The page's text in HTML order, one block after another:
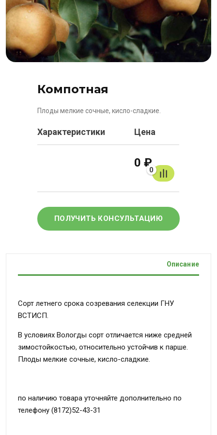
Компотная
Плоды мелкие сочные, кисло-сладкие.
Характеристики Цена
0 ₽
0
ПОЛУЧИТЬ КОНСУЛЬТАЦИЮ
Описание
Сорт летнего срока созревания селекции ГНУ
ВСТИСП.
В условиях Вологды сорт отличается ниже средней
зимостойкостью, относительно устойчив к парше.
Плоды мелкие сочные, кисло-сладкие.
по наличию товара уточняйте дополнительно по
телефону (8172)52-43-31